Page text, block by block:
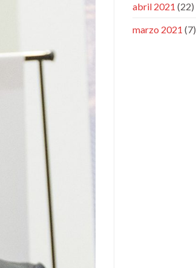
abril 2021 (22)
marzo 2021 (7)